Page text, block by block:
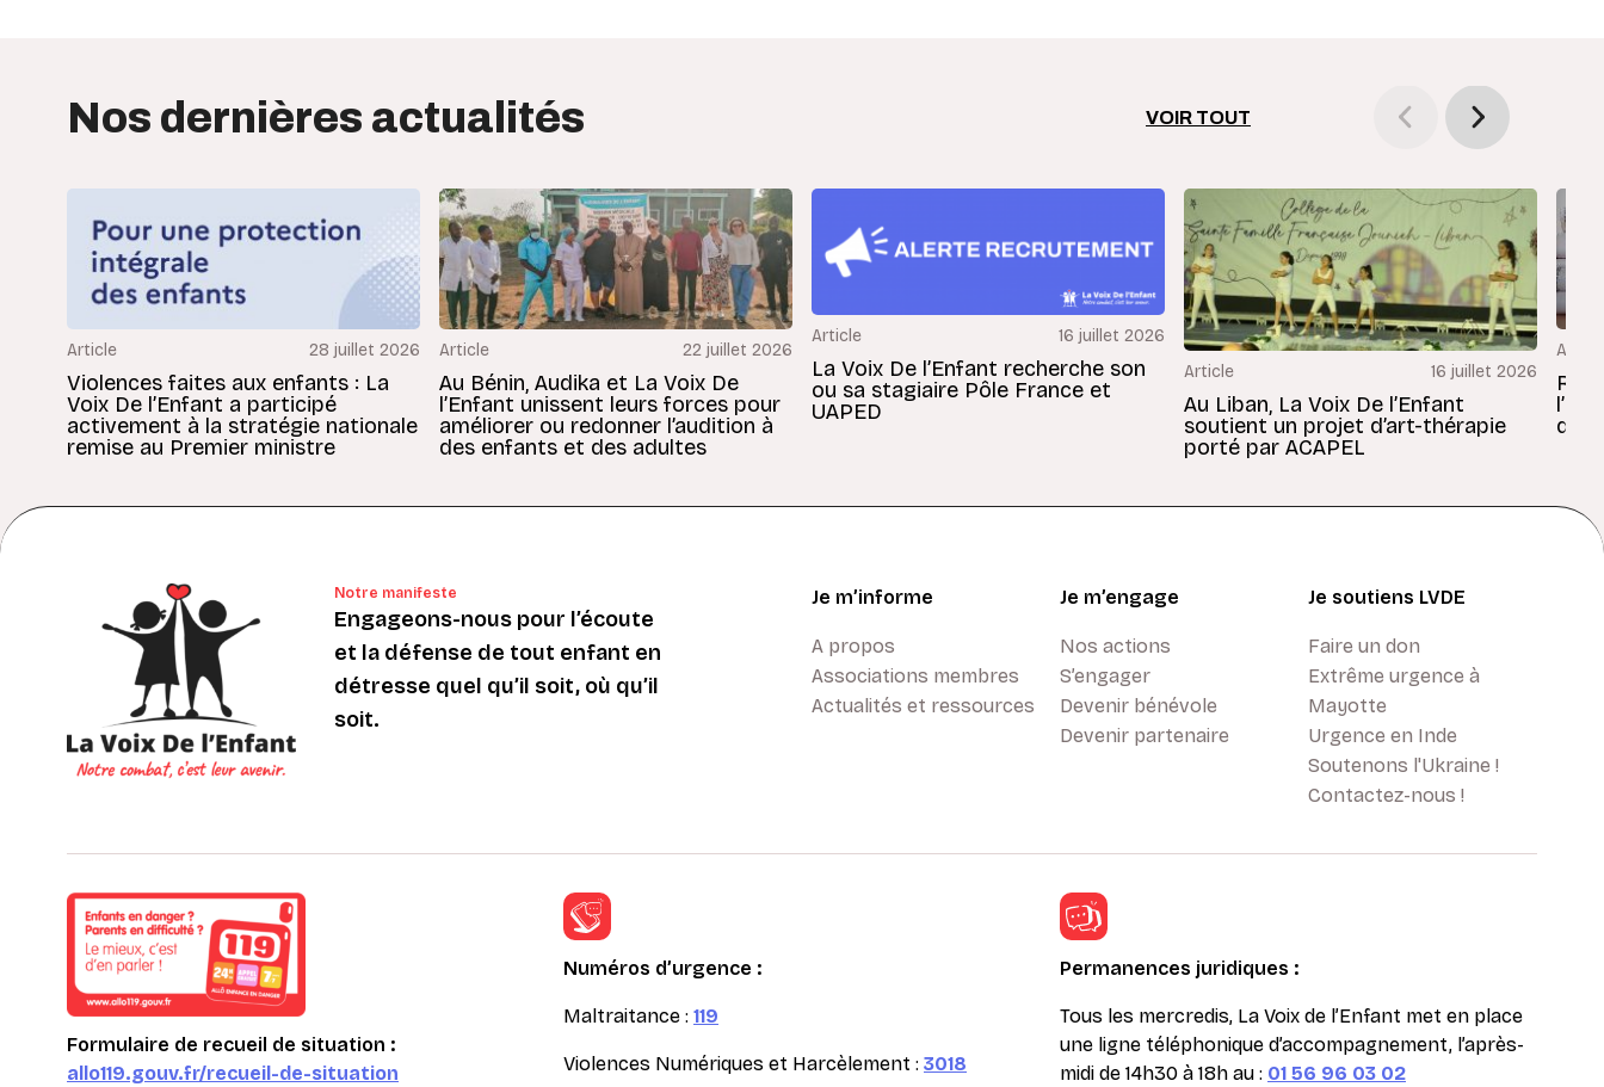
Nos dernières actualités VOIR TOUT
Article 28 juillet 2026
Violences faites aux enfants : La
Voix De l’Enfant a participé
activement à la stratégie nationale
remise au Premier ministre
Article 22 juillet 2026
Au Bénin, Audika et La Voix De
l’Enfant unissent leurs forces pour
améliorer ou redonner l’audition à
des enfants et des adultes
Article 16 juillet 2026
La Voix De l’Enfant recherche son
ou sa stagiaire Pôle France et
UAPED
Article 16 juillet 2026
Au Liban, La Voix De l’Enfant
soutient un projet d’art-thérapie
porté par ACAPEL
Notre manifeste
Engageons-nous pour l’écoute
et la défense de tout enfant en
détresse quel qu’il soit, où qu’il
soit.
Je m’informe
A propos
Associations membres
Actualités et ressources
Je m’engage
Nos actions
S’engager
Devenir bénévole
Devenir partenaire
Je soutiens LVDE
Faire un don
Extrême urgence à
Mayotte
Urgence en Inde
Soutenons l'Ukraine !
Contactez-nous !
Formulaire de recueil de situation :
allo119.gouv.fr/recueil-de-situation
Numéros d’urgence :
Maltraitance : 119
Violences Numériques et Harcèlement : 3018
Permanences juridiques :
Tous les mercredis, La Voix de l’Enfant met en place
une ligne téléphonique d’accompagnement, l’après-
midi de 14h30 à 18h au : 01 56 96 03 02